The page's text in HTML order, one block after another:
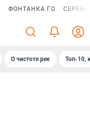
ФОНТАНКА ГО
О чистоте рек Топ-10,